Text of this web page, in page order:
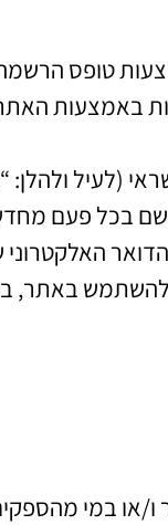
טופס הרשמה
האתר,
(לעיל ולהלן:
בכל פעם
האלקטרוני
באתר,
או במי